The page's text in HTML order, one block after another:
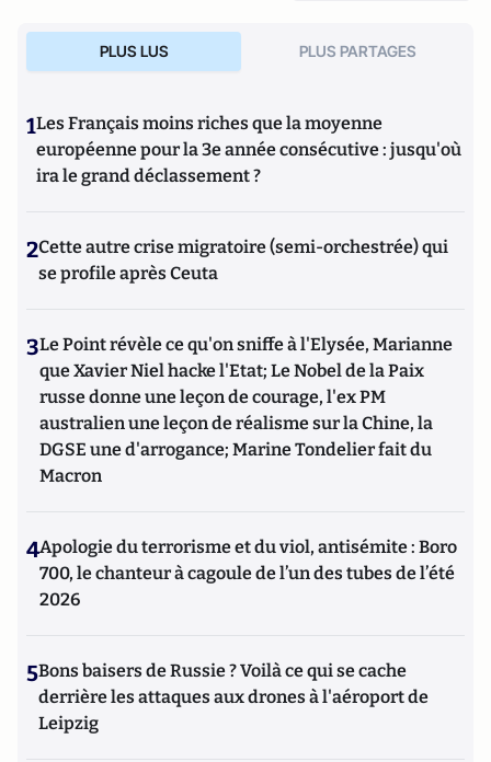
PLUS LUS PLUS PARTAGES
1Les Français moins riches que la moyenne
européenne pour la 3e année consécutive : jusqu'où
ira le grand déclassement ?
2Cette autre crise migratoire (semi-orchestrée) qui
se profile après Ceuta
3Le Point révèle ce qu'on sniffe à l'Elysée, Marianne
que Xavier Niel hacke l'Etat; Le Nobel de la Paix
russe donne une leçon de courage, l'ex PM
australien une leçon de réalisme sur la Chine, la
DGSE une d'arrogance; Marine Tondelier fait du
Macron
4Apologie du terrorisme et du viol, antisémite : Boro
700, le chanteur à cagoule de l’un des tubes de l’été
2026
5Bons baisers de Russie ? Voilà ce qui se cache
derrière les attaques aux drones à l'aéroport de
Leipzig